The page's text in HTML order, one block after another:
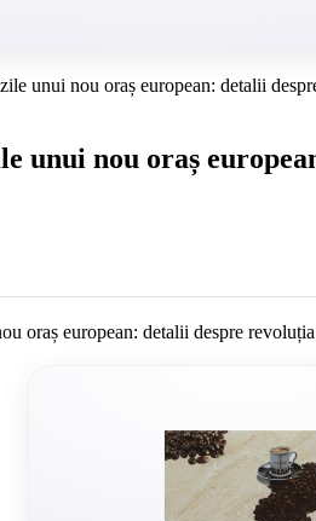
unui nou oraș european: detalii
unui nou oraș